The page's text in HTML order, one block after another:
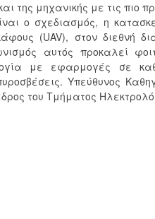
της μηχανικής με τις πιο
ο σχεδιασμός, η
(UAV), στον διεθνή
αυτός προκαλεί
με εφαρμογές σε
Υπεύθυνος
του Τμήματος